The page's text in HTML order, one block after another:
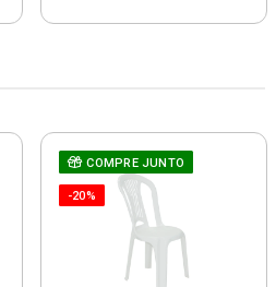
COMPRE JUNTO
-20%